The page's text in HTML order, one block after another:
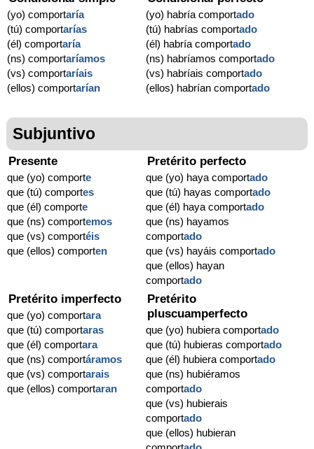
(yo) comportaría
(tú) comportarías
(él) comportaría
(ns) comportaríamos
(vs) comportaríais
(ellos) comportarían
(yo) habría comportado
(tú) habrías comportado
(él) habría comportado
(ns) habríamos comportado
(vs) habríais comportado
(ellos) habrían comportado
Subjuntivo
Presente
que (yo) comporte
que (tú) comportes
que (él) comporte
que (ns) comportemos
que (vs) comportéis
que (ellos) comporten
Pretérito perfecto
que (yo) haya comportado
que (tú) hayas comportado
que (él) haya comportado
que (ns) hayamos
comportado
que (vs) hayáis comportado
que (ellos) hayan
comportado
Pretérito imperfecto
que (yo) comportara
que (tú) comportaras
que (él) comportara
que (ns) comportáramos
que (vs) comportarais
que (ellos) comportaran
Pretérito
pluscuamperfecto
que (yo) hubiera comportado
que (tú) hubieras comportado
que (él) hubiera comportado
que (ns) hubiéramos
comportado
que (vs) hubierais
comportado
que (ellos) hubieran